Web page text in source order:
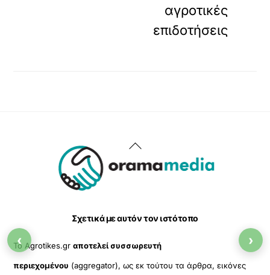
αγροτικές
επιδοτήσεις
Back
To
Σχετικά με αυτόν τον ιστότοπο
Το Agrotikes.grαποτελεί συσσωρευτή
περιεχομένου (aggregator), ως εκ τούτου τα άρθρα, εικόνες
‹ ›